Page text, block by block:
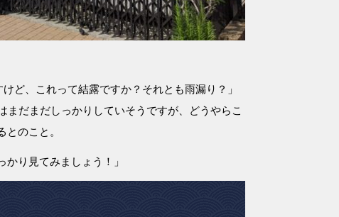
ど、これって結露ですか？それとも雨漏り？」
だまだしっかりしていそうですが、どうやらこ
のこと。
り見てみましょう！」